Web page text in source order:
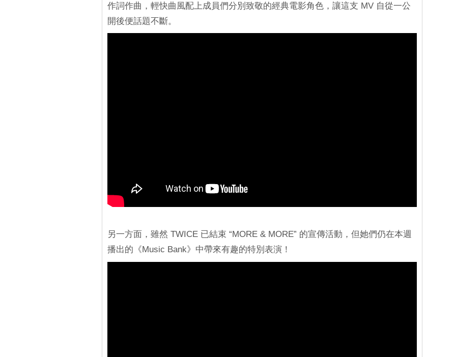
作詞作曲，輕快曲風配上成員們分別致敬的經典電影角色，讓這支 MV 自從一公
開後便話題不斷。
另一方面，雖然 TWICE 已結束 “MORE & MORE” 的宣傳活動，但她們仍在本週
播出的《Music Bank》中帶來有趣的特別表演！